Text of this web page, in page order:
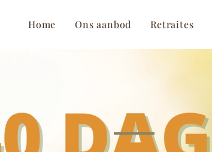
Home Ons aanbod Retraites